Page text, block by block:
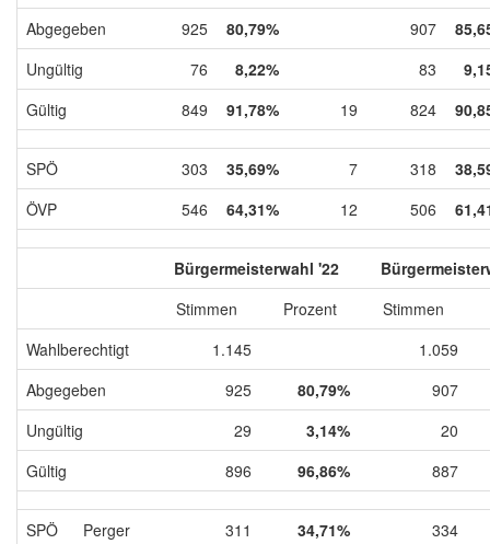
Abgegeben
925 80,79% 907
Ungültig
76 8,22% 83
Gültig
849 91,78% 19 824
SPÖ 303 35,69% 7 318
ÖVP
546 64,31% 12 506
Bürgermeisterwahl '22
Stimmen
Prozent
Stimmen
Wahlberechtigt
1.145
1.059
Abgegeben
925 80,79%
907
Ungültig
29 3,14%
20
Gültig
896 96,86% 887
SPÖ Perger 311 34,71%
334